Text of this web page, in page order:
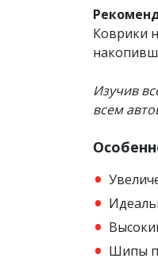
Коврики
Изучив
всем
Шипы